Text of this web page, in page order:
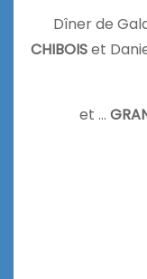
Dîner de
CHIBOISet
et …